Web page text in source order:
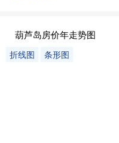
葫芦岛房价年走势图
折线图 条形图